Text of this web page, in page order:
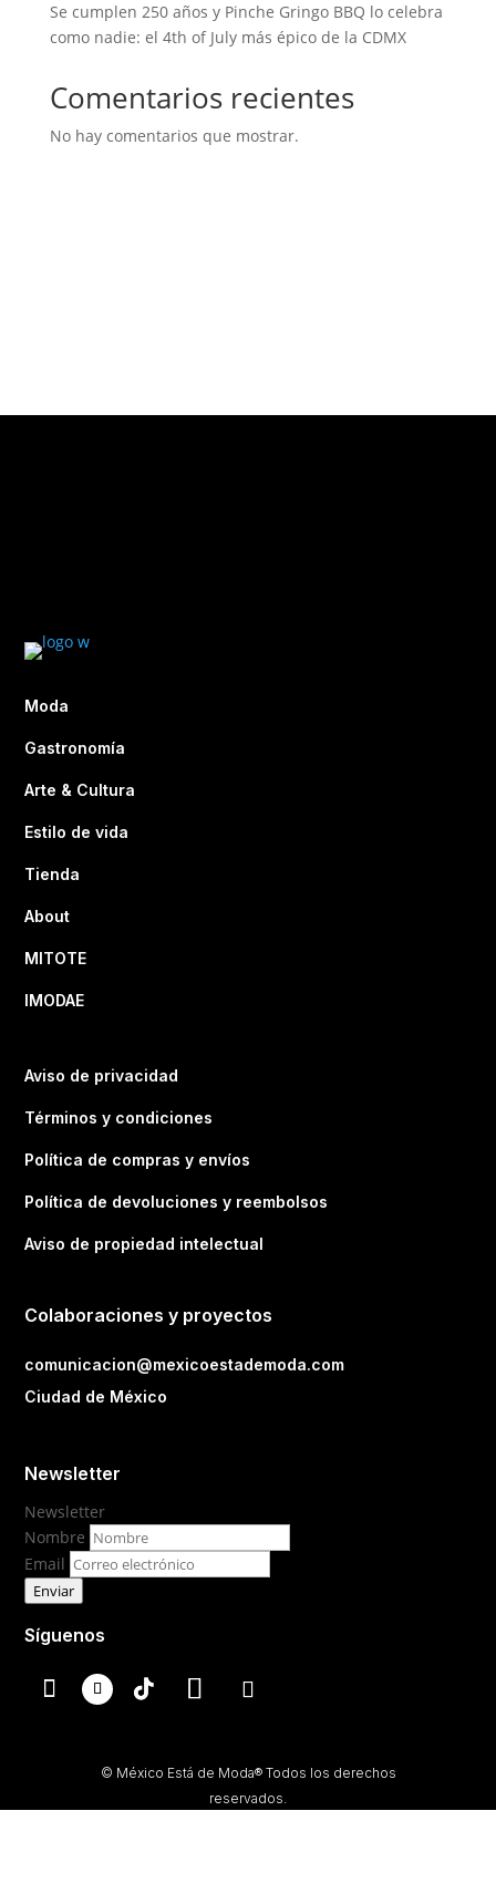
Se cumplen 250 años y Pinche Gringo BBQ lo celebra
como nadie: el 4th of July más épico de la CDMX
Comentarios recientes
No hay comentarios que mostrar.
Moda
Gastronomía
Arte & Cultura
Estilo de vida
Tienda
About
MITOTE
IMODAE
Aviso de privacidad
Términos y condiciones
Política de compras y envíos
Política de devoluciones y reembolsos
Aviso de propiedad intelectual
Colaboraciones y proyectos
comunicacion@mexicoestademoda.com
Ciudad de México
Newsletter
Newsletter
Nombre
Email
Enviar
Síguenos
© México Está de Moda® Todos los derechos
reservados.